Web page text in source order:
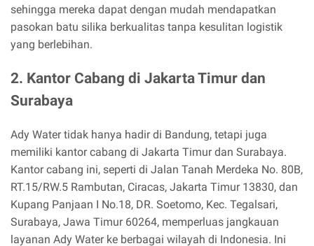
sehingga mereka dapat dengan mudah mendapatkan
pasokan batu silika berkualitas tanpa kesulitan logistik
yang berlebihan.
2. Kantor Cabang di Jakarta Timur dan
Surabaya
Ady Water tidak hanya hadir di Bandung, tetapi juga
memiliki kantor cabang di Jakarta Timur dan Surabaya.
Kantor cabang ini, seperti di Jalan Tanah Merdeka No. 80B,
RT.15/RW.5 Rambutan, Ciracas, Jakarta Timur 13830, dan
Kupang Panjaan I No.18, DR. Soetomo, Kec. Tegalsari,
Surabaya, Jawa Timur 60264, memperluas jangkauan
layanan Ady Water ke berbagai wilayah di Indonesia. Ini